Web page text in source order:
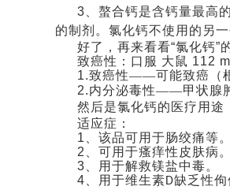
3 、螯合钙是含钙量最高
的制剂。 氯化钙不使用的另
好了，再来看看“氯化钙”
致癌性：口服 大鼠 112
1.致癌性——可能致癌（
2.内分泌毒性——甲状腺
然后是氯化钙的医疗用途
适应症：
1
、该品可用于肠绞痛等。
2
、可用于瘙痒性皮肤病。
3 、用于解救镁盐中毒。
4 、用于维生素D缺乏性